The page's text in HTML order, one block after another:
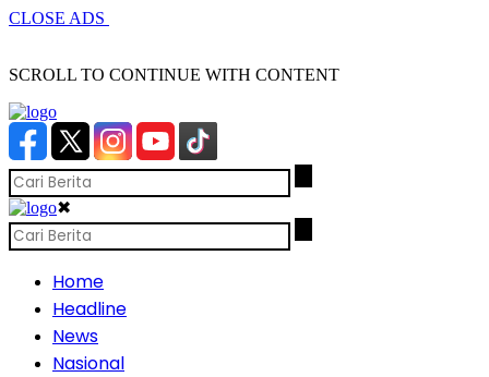
CLOSE ADS
SCROLL TO CONTINUE WITH CONTENT
✖
Home
Headline
News
Nasional